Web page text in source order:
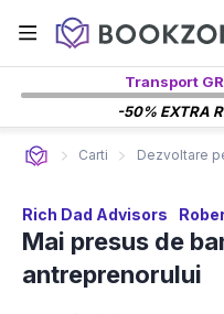
Transport
-50% EXTRA
Carti Dezvoltare
Rich Dad Advisors
Mai presus de
antreprenorului